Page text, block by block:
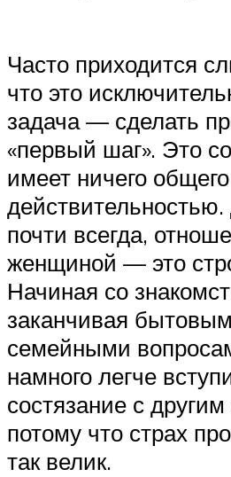
Часто приходится
что это
задача — сделать
«первый шаг». Это
имеет ничего
почти всегда,
женщиной — это
Начиная со
заканчивая
семейными
намного легче
состязание с
потому что страх
так велик.